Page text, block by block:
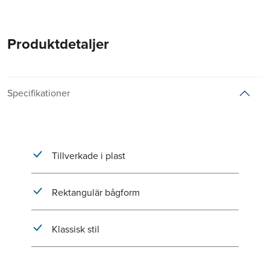
Produktdetaljer
Specifikationer
Tillverkade i plast
Rektangulär bågform
Klassisk stil